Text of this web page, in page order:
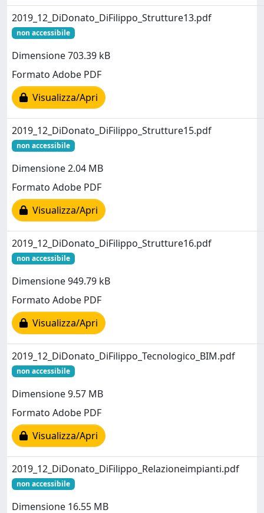
2019_12_DiDonato_DiFilippo_Strutture13.pdf
non accessibile
Dimensione 703.39 kB
Formato Adobe PDF
Visualizza/Apri
2019_12_DiDonato_DiFilippo_Strutture15.pdf
non accessibile
Dimensione 2.04 MB
Formato Adobe PDF
Visualizza/Apri
2019_12_DiDonato_DiFilippo_Strutture16.pdf
non accessibile
Dimensione 949.79 kB
Formato Adobe PDF
Visualizza/Apri
2019_12_DiDonato_DiFilippo_Tecnologico_BIM.pdf
non accessibile
Dimensione 9.57 MB
Formato Adobe PDF
Visualizza/Apri
2019_12_DiDonato_DiFilippo_Relazioneimpianti.pdf
non accessibile
Dimensione 16.55 MB